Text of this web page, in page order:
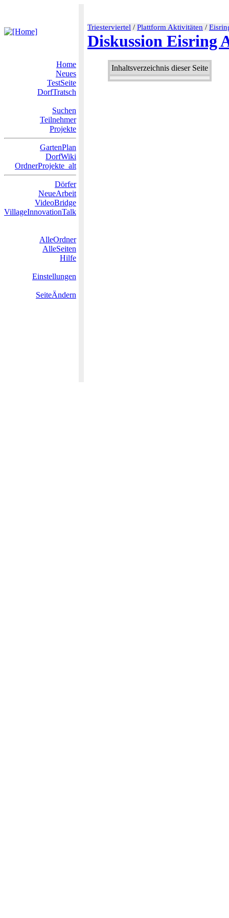
Triesterviertel / Plattform Aktivitäten /
Diskussion Eisring
Home
Neues
TestSeite
DorfTratsch
Suchen
Teilnehmer
Projekte
GartenPlan
DorfWiki
OrdnerProjekte_alt
Dörfer
NeueArbeit
VideoBridge
VillageInnovationTalk
AlleOrdner
AlleSeiten
Hilfe
Einstellungen
SeiteÄndern
Inhaltsverzeichnis dieser Seite